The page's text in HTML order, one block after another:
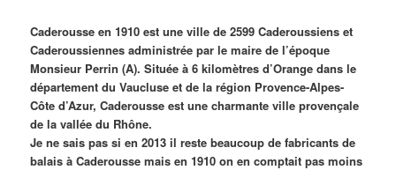
Caderousse en 1910 est une ville de 2599 Caderoussiens et
Caderoussiennes administrée par le maire de l’époque
Monsieur Perrin (A). Située à 6 kilomètres d’Orange dans le
département du Vaucluse et de la région Provence-Alpes-
Côte d’Azur, Caderousse est une charmante ville provençale
de la vallée du Rhône.
Je ne sais pas si en 2013 il reste beaucoup de fabricants de
balais à Caderousse mais en 1910 on en comptait pas moins